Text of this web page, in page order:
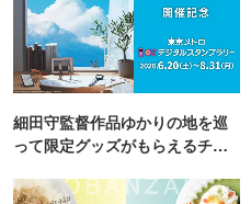
細田守監督作品ゆかりの地を巡
って限定グッズがもらえるチャ